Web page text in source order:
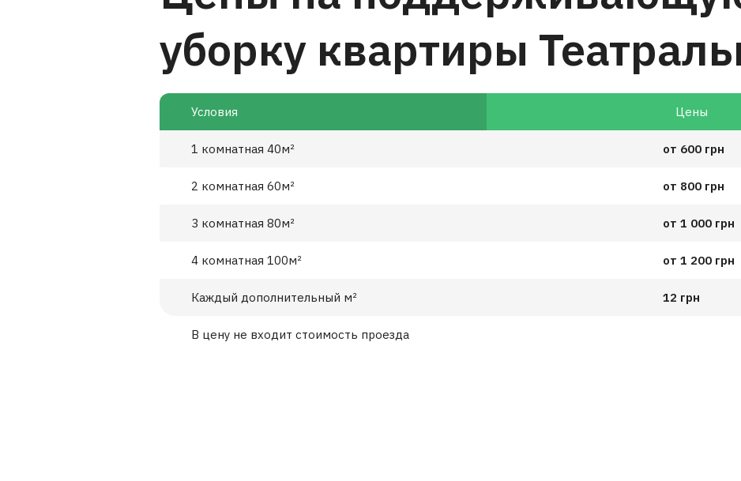
уборку квартиры
Условия Цены
1 комнатная 40м² от 600 грн
2 комнатная 60м² от 800 грн
3 комнатная 80м² от 1 000 грн
4 комнатная 100м² от 1 200 грн
Каждый дополнительный м² 12 грн
В цену не входит стоимость проезда